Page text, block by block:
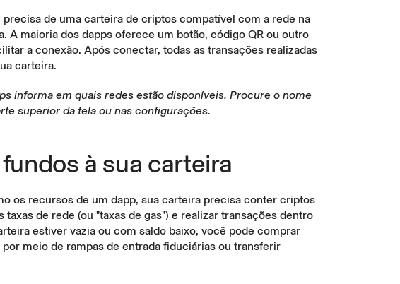
precisa de uma carteira de criptos compatível com a rede na
A maioria dos dapps oferece um botão, código QR ou outro
a conexão. Após conectar, todas as transações realizadas
carteira.
informa em quais redes estão disponíveis. Procure o nome
superior da tela ou nas configurações.
à sua carteira
os recursos de um dapp, sua carteira precisa conter criptos
taxas de rede (ou "taxas de gas") e realizar transações dentro
estiver vazia ou com saldo baixo, você pode comprar
meio de rampas de entrada fiduciárias ou transferir